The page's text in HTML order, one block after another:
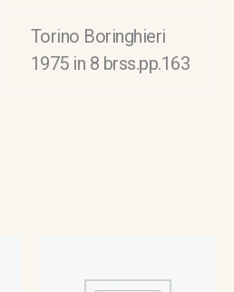
Torino Boringhieri
1975 in 8 brss.pp.163